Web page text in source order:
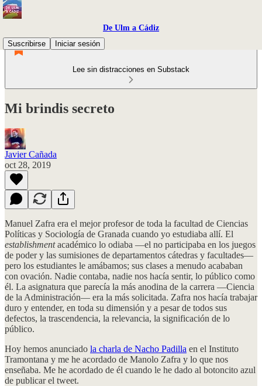
De Ulm a Cádiz
Suscribirse
Iniciar sesión
Lee sin distracciones en Substack
Mi brindis secreto
Javier Cañada
oct 28, 2019
Manuel Zafra era el mejor profesor de toda la facultad de Ciencias
Políticas y Sociología de Granada cuando yo estudiaba allí. El
establishmentacadémico lo odiaba —el no participaba en los juegos
de poder y las sumisiones de departamentos cátedras y facultades—
pero los estudiantes le amábamos; sus clases a menudo acababan
con ovación. Nadie contaba, nadie nos hacía sentir, lo público como
él. La asignatura que parecía la más anodina de la carrera —Ciencia
de la Administración— era la más solicitada. Zafra nos hacía trabajar
duro y entender, en toda su dimensión y a pesar de todos sus
defectos, la trascendencia, la relevancia, la significación de lo
público.
Hoy hemos anunciado la charla de Nacho Padilla en el Instituto
Tramontana y me he acordado de Manolo Zafra y lo que nos
enseñaba. Me he acordado de él cuando le he dado al botoncito azul
de publicar el tweet.